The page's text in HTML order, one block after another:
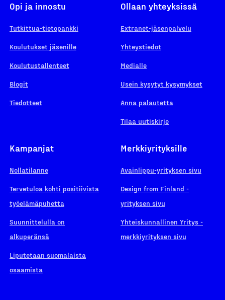
Opi ja innostu
Tutkittua-tietopankki
Koulutukset jäsenille
Koulutustallenteet
Blogit
Tiedotteet
Ollaan yhteyksissä
Extranet-jäsenpalvelu
Yhteystiedot
Medialle
Usein kysytyt kysymykset
Anna palautetta
Tilaa uutiskirje
Kampanjat
Nollatilanne
Tervetuloa kohti positiivista
työelämäpuhetta
Suunnittelulla on
alkuperänsä
Liputetaan suomalaista
osaamista
Merkkiyrityksille
Avainlippu-yrityksen sivu
Design from Finland -
yrityksen sivu
Yhteiskunnallinen Yritys -
merkkiyrityksen sivu